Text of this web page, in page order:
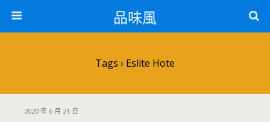
品味風
Tags › Eslite Hote
2020 年 6 月 21 日